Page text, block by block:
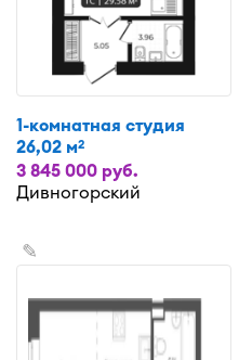
1-комнатная студия
26,02 м2
3 845 000 руб.
Дивногорский
✎